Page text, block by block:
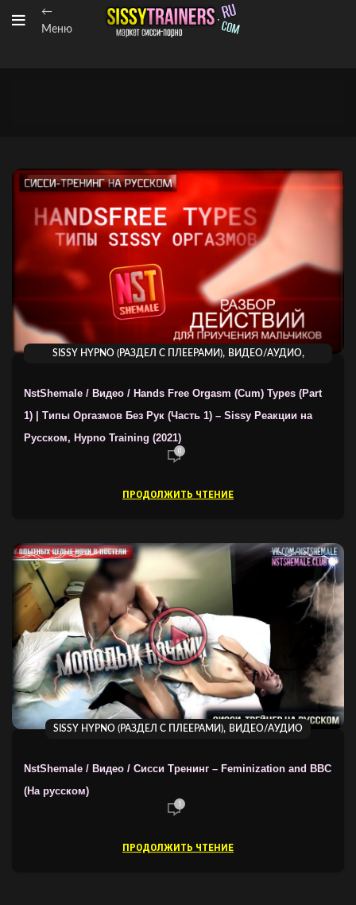
←
Меню
SISSY HYPNO (РАЗДЕЛ С ПЛЕЕРАМИ), ВИДЕО/АУДИО,
NstShemale / Видео / Hands Free Orgasm (Cum) Types (Part
1) | Типы Оргазмов Без Рук (Часть 1) – Sissy Реакции на
Русском, Hypno Training (2021)
0
ПРОДОЛЖИТЬ ЧТЕНИЕ
SISSY HYPNO (РАЗДЕЛ С ПЛЕЕРАМИ), ВИДЕО/АУДИО
NstShemale / Видео / Сисси Тренинг – Feminization and BBC
(На русском)
1
ПРОДОЛЖИТЬ ЧТЕНИЕ